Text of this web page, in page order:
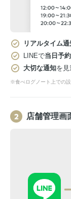
リアルタイム通
LINEで当日予
大切な通知を
※食べログノート上での
店舗管理画